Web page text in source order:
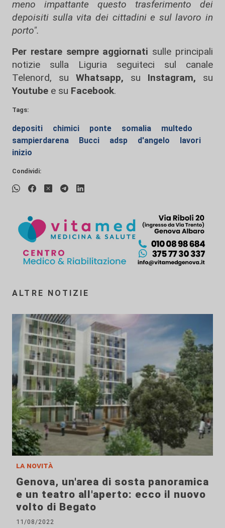
meno impattante questo trasferimento dei
depoisiti sulla vita dei cittadini e sul lavoro in
porto".
Per restare sempre aggiornati sulle principali
notizie sulla Liguria seguiteci sul canale
Telenord, su
Whatsapp, su Instagram, su
Youtube e su Facebook.
Tags:
depositi chimici ponte somalia
multedo
sampierdarena
Bucci adsp d'angelo
lavori
inizio
Condividi:
ALTRE NOTIZIE
la novità
Genova, un'area di sosta panoramica
e un teatro all'aperto: ecco il nuovo
volto di Begato
11/08/2022